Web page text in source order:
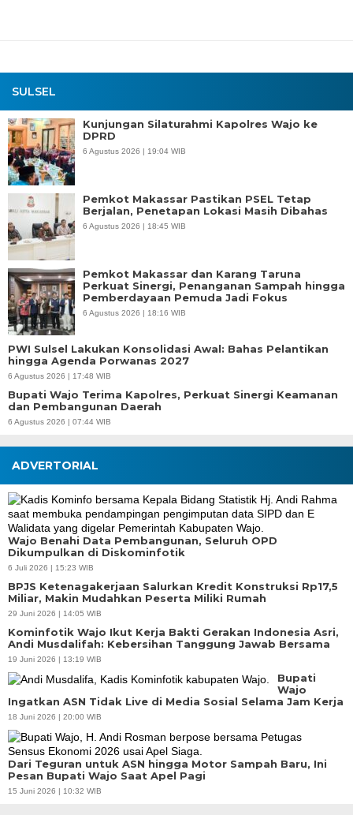
SULSEL
Kunjungan Silaturahmi Kapolres Wajo ke
DPRD
6 Agustus 2026 | 19:04 WIB
Pemkot Makassar Pastikan PSEL Tetap
Berjalan, Penetapan Lokasi Masih Dibahas
6 Agustus 2026 | 18:45 WIB
Pemkot Makassar dan Karang Taruna
Perkuat Sinergi, Penanganan Sampah hingga
Pemberdayaan Pemuda Jadi Fokus
6 Agustus 2026 | 18:16 WIB
PWI Sulsel Lakukan Konsolidasi Awal: Bahas Pelantikan
hingga Agenda Porwanas 2027
6 Agustus 2026 | 17:48 WIB
Bupati Wajo Terima Kapolres, Perkuat Sinergi Keamanan
dan Pembangunan Daerah
6 Agustus 2026 | 07:44 WIB
ADVERTORIAL
Wajo Benahi Data Pembangunan, Seluruh OPD
Dikumpulkan di Diskominfotik
6 Juli 2026 | 15:23 WIB
BPJS Ketenagakerjaan Salurkan Kredit Konstruksi Rp17,5
Miliar, Makin Mudahkan Peserta Miliki Rumah
29 Juni 2026 | 14:05 WIB
Kominfotik Wajo Ikut Kerja Bakti Gerakan Indonesia Asri,
Andi Musdalifah: Kebersihan Tanggung Jawab Bersama
19 Juni 2026 | 13:19 WIB
Bupati
Wajo
Ingatkan ASN Tidak Live di Media Sosial Selama Jam Kerja
18 Juni 2026 | 20:00 WIB
Dari Teguran untuk ASN hingga Motor Sampah Baru, Ini
Pesan Bupati Wajo Saat Apel Pagi
15 Juni 2026 | 10:32 WIB